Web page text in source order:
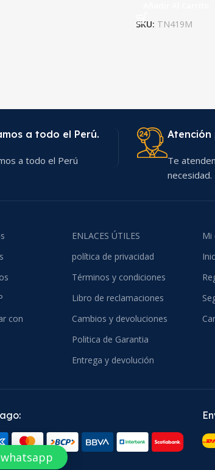
SKU: TN419M
a todo el Perú.
a todo el Perú
Atención
Te
necesidad.
con
ENLACES ÚTILES
política de privacidad
Términos y condiciones
Libro de reclamaciones
Cambios y devoluciones
Politica de Garantia
Entrega y devolución
Mi